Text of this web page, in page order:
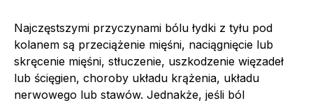
Najczęstszymi przyczynami bólu łydki z tyłu pod
kolanem są przeciążenie mięśni, naciągnięcie lub
skręcenie mięśni, stłuczenie, uszkodzenie więzadeł
lub ścięgien, choroby układu krążenia, układu
nerwowego lub stawów. Jednakże, jeśli ból